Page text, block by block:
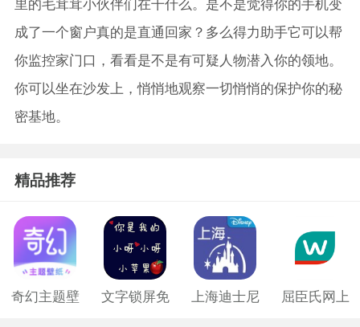
成了一个窗户真的是直通回家？多么得力助手它可以帮
你监控家门口，看看是不是有可疑人物潜入你的领地。
你可以坐在沙发上，悄悄地观察一切悄悄的保护你的秘
密基地。
精品推荐
奇幻主题壁
文字锁屏免
上海迪士尼
屈臣氏网上